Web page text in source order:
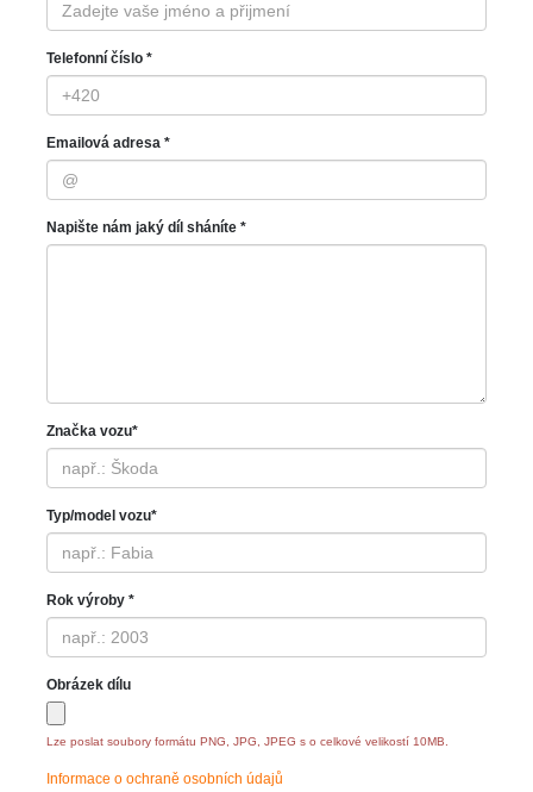
Telefonní číslo *
Emailová adresa *
Napište nám jaký díl sháníte *
Značka vozu*
Typ/model vozu*
Rok výroby *
Obrázek dílu
Lze poslat soubory formátu PNG, JPG, JPEG s o celkové velikostí 10MB.
Informace o ochraně osobních údajů